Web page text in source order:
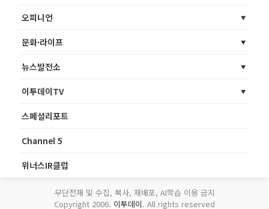
오피니언
문화·라이프
뉴스발전소
이투데이TV
스페셜리포트
Channel 5
위너스IR클럽
무단전재 및 수집, 복사, 재배포, AI학습 이용 금지
Copyright 2006. 이투데이. All rights reserved